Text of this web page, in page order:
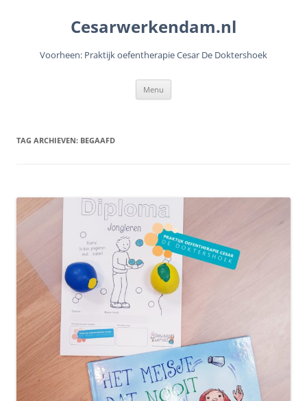
Cesarwerkendam.nl
Voorheen: Praktijk oefentherapie Cesar De Doktershoek
Menu
TAG ARCHIEVEN: BEGAAFD